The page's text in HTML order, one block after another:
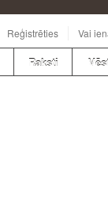
Reģistrēties Vai
Raksti